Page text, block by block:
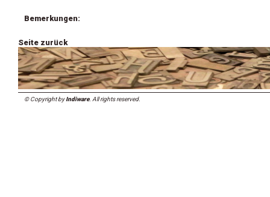
Bemerkungen:
Seite zurück
© Copyright byIndiware. All rights reserved.